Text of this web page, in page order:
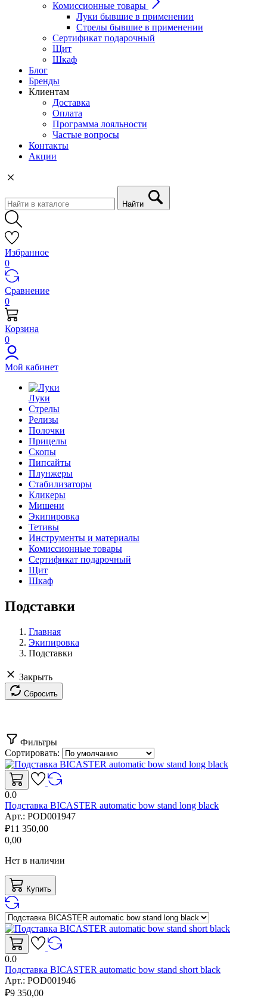
Комиссионные товары
Луки бывшие в применении
Стрелы бывшие в применении
Сертификат подарочный
Щит
Шкаф
Блог
Бренды
Клиентам
Доставка
Оплата
Программа лояльности
Частые вопросы
Контакты
Акции
Найти
Избранное
0
Сравнение
0
Корзина
0
Мой кабинет
Луки
Стрелы
Релизы
Полочки
Прицелы
Скопы
Пипсайты
Плунжеры
Стабилизаторы
Кликеры
Мишени
Экипировка
Тетивы
Инструменты и материалы
Комиссионные товары
Сертификат подарочный
Щит
Шкаф
Подставки
Главная
Экипировка
Подставки
Закрыть
Сбросить
Фильтры
Сортировать:
0.0
Подставка BICASTER automatic bow stand long black
Арт.: POD001947
₽11 350,00
0,00
Нет в наличии
Купить
0.0
Подставка BICASTER automatic bow stand short black
Арт.: POD001946
₽9 350,00